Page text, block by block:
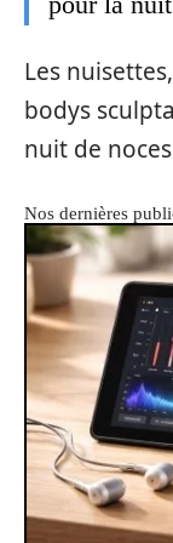
Les
bodys
nuit de
Nos dernières